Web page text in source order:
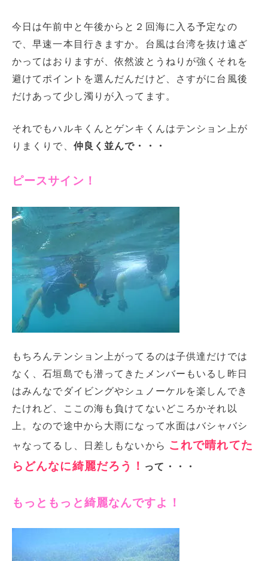
今日は午前中と午後からと２回海に入る予定なの
で、早速一本目行きますか。台風は台湾を抜け遠ざ
かってはおりますが、依然波とうねりが強くそれを
避けてポイントを選んだんだけど、さすがに台風後
だけあって少し濁りが入ってます。
それでもハルキくんとゲンキくんはテンション上が
りまくりで、 仲良く並んで・・・
ピースサイン！
もちろんテンション上がってるのは子供達だけでは
なく、石垣島でも潜ってきたメンバーもいるし昨日
はみんなでダイビングやシュノーケルを楽しんでき
たけれど、ここの海も負けてないどころかそれ以
上。なので途中から大雨になって水面はバシャバシ
ャなってるし、日差しもないから これで晴れてた
らどんなに綺麗だろう！ って・・・
もっともっと綺麗なんですよ！